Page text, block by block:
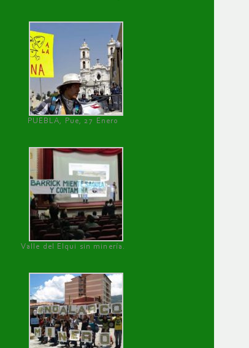
PUEBLA, Pue, 27 Enero
Valle del Elqui sin minería.